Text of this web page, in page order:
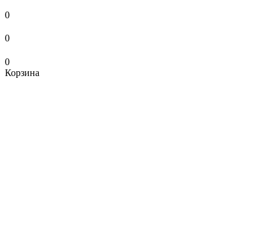
0
0
0
Корзина